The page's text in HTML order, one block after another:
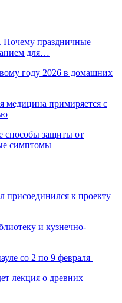
Почему праздничные
для…
году 2026 в домашних
медицина примиряется с
способы защиты от
симптомы
присоединился к проекту
и кузнечно-
со 2 по 9 февраля
лекция о древних